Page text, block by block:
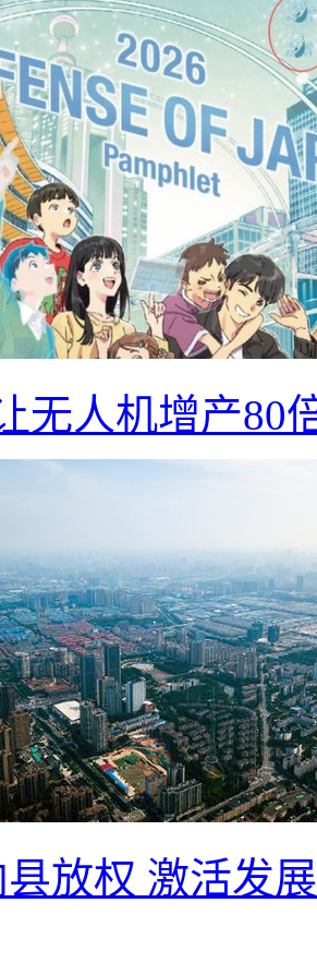
无人机增产80
放权 激活发